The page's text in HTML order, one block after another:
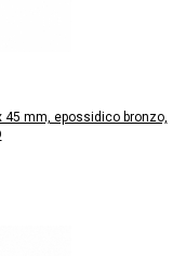
45 mm, epossidico bronzo,